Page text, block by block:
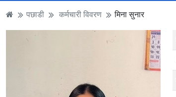
पछाडी कर्मचारी विवरण मिना सुनार